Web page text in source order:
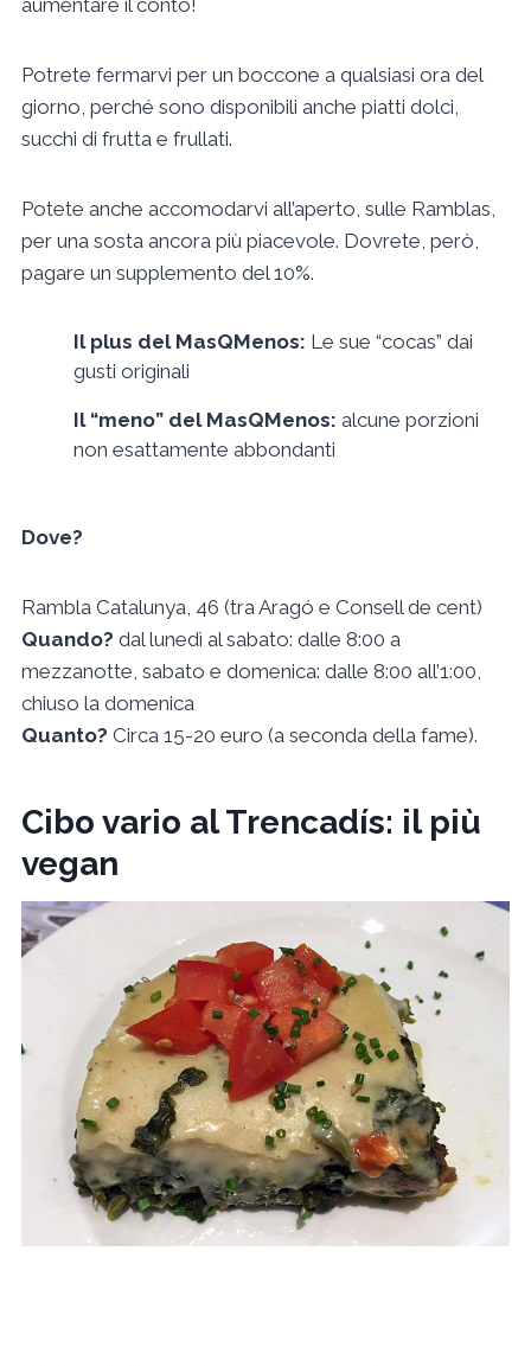
aumentare il conto!
Potrete fermarvi per un boccone a qualsiasi ora del
giorno, perché sono disponibili anche piatti dolci,
succhi di frutta e frullati.
Potete anche accomodarvi all’aperto, sulle Ramblas,
per una sosta ancora più piacevole. Dovrete, però,
pagare un supplemento del 10%.
Il plus del MasQMenos: Le sue “cocas” dai
gusti originali
Il “meno” del MasQMenos: alcune porzioni
non esattamente abbondanti
Dove?
Rambla Catalunya, 46 (tra Aragó e Consell de cent)
Quando? dal lunedì al sabato: dalle 8:00 a
mezzanotte, sabato e domenica: dalle 8:00 all’1:00,
chiuso la domenica
Quanto? Circa 15-20 euro (a seconda della fame).
Cibo vario al Trencadís: il più
vegan